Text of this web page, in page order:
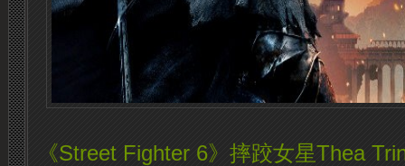
《Street Fighter 6》摔跤女星Thea